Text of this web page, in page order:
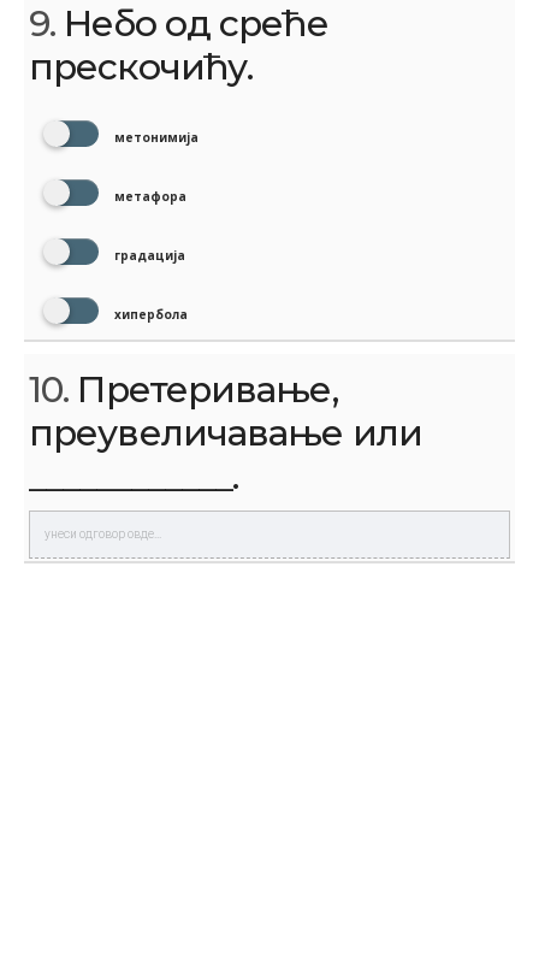
9. Небо од среће
прескочићу.
метонимија
метафора
градација
хипербола
10. Претеривање,
преувеличавање или
____________.